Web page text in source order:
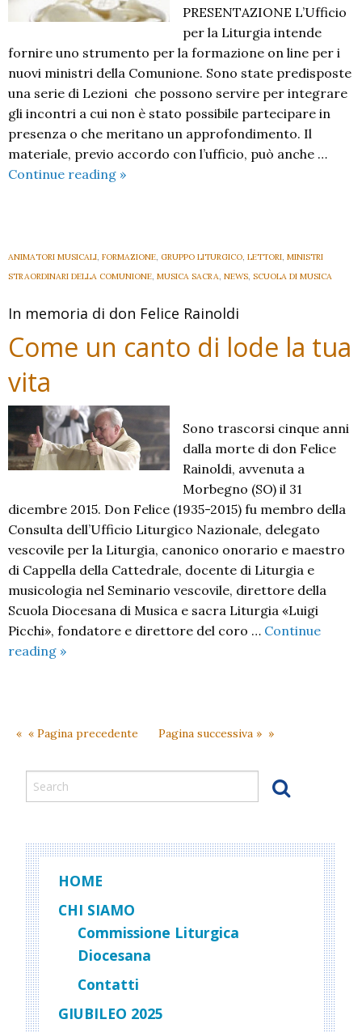
PRESENTAZIONE L’Ufficio
per la Liturgia intende
fornire uno strumento per la formazione on line per i
nuovi ministri della Comunione. Sono state predisposte
una serie di Lezioni che possono servire per integrare
gli incontri a cui non è stato possibile partecipare in
presenza o che meritano un approfondimento. Il
materiale, previo accordo con l’ufficio, può anche …
Continue reading Nuovi
on
line
»
ANIMATORI MUSICALI, FORMAZIONE, GRUPPO LITURGICO, LETTORI, MINISTRI
STRAORDINARI DELLA COMUNIONE, MUSICA SACRA, NEWS, SCUOLA DI MUSICA
In memoria di don Felice Rainoldi
Come un canto di lode la tua
vita
Sono trascorsi cinque anni
dalla morte di don Felice
Rainoldi, avvenuta a
Morbegno (SO) il 31
dicembre 2015. Don Felice (1935-2015) fu membro della
Consulta dell’Ufficio Liturgico Nazionale, delegato
vescovile per la Liturgia, canonico onorario e maestro
di Cappella della Cattedrale, docente di Liturgia e
musicologia nel Seminario vescovile, direttore della
Scuola Diocesana di Musica e sacra Liturgia «Luigi
Picchi», fondatore e direttore del coro … Continue
reading Come
lode
tua
vita
»
« Pagina precedente Pagina successiva »
HOME
CHI SIAMO
Commissione Liturgica
Diocesana
Contatti
GIUBILEO 2025